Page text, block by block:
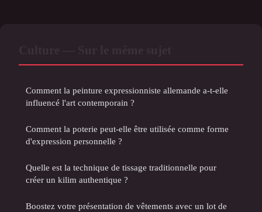
Comment la peinture expressionniste allemande a-t-elle
influencé l'art contemporain ?
Comment la poterie peut-elle être utilisée comme forme
d'expression personnelle ?
Quelle est la technique de tissage traditionnelle pour
créer un kilim authentique ?
Boostez votre présentation de vêtements avec un lot de